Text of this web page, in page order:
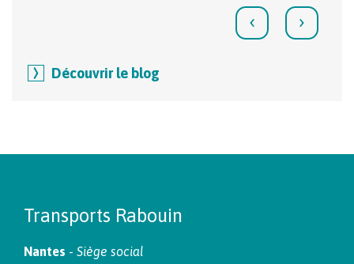
‹ ›
Découvrir le blog
Transports Rabouin
Nantes - Siège social